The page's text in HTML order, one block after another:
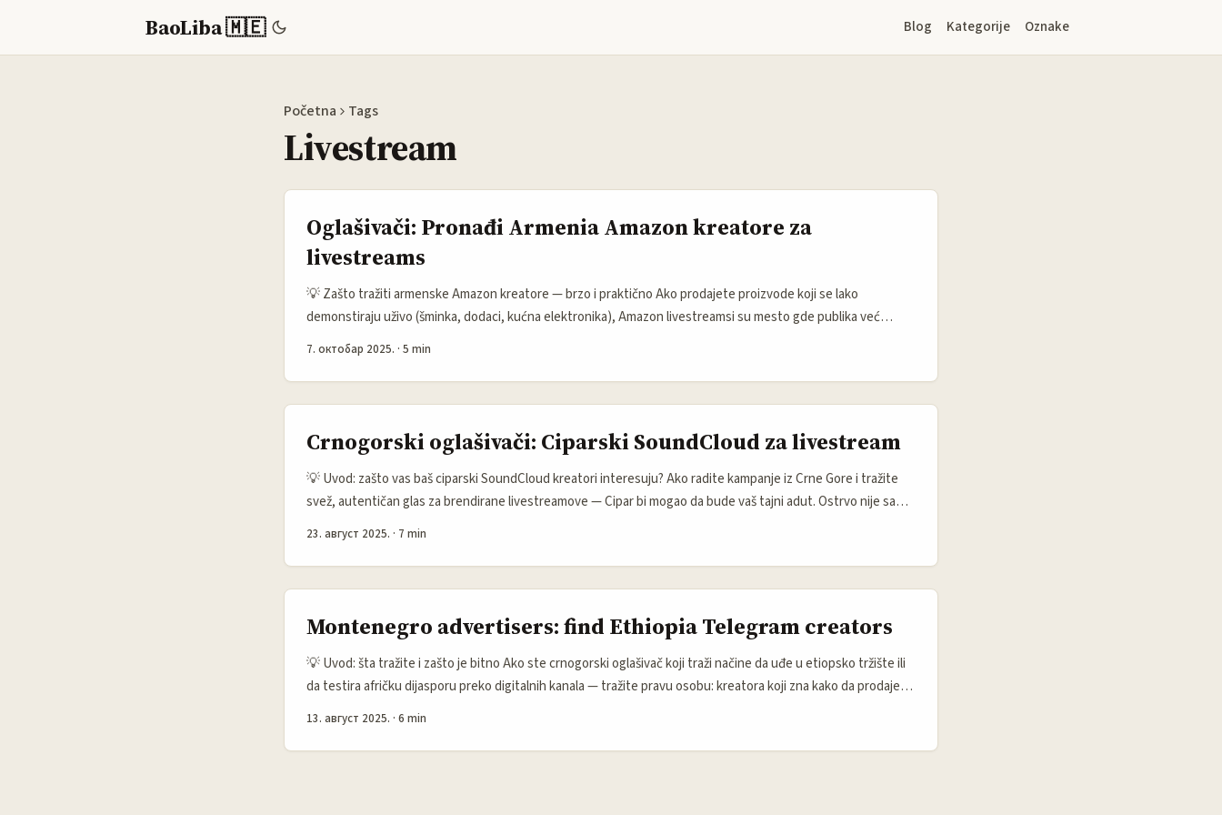
BaoLiba 🇲🇪 Blog Kategorije Oznake
Početna Tags
Livestream
Oglašivači: Pronađi Armenia Amazon kreatore za
livestreams
💡 Zašto tražiti armenske Amazon kreatore — brzo i praktično Ako prodajete proizvode koji se lako
demonstiraju uživo (šminka, dodaci, kućna elektronika), Amazon livestreamsi su mesto gde publika već
kupuje u toku pregleda. Za oglašivače iz Crne Gore, cilj je jasan: naći autentične armenske hostove koji imaju
oglas. ...
7. октобар 2025. · 5 min
Crnogorski oglašivači: Ciparski SoundCloud za livestream
💡 Uvod: zašto vas baš ciparski SoundCloud kreatori interesuju? Ako radite kampanje iz Crne Gore i tražite
svež, autentičan glas za brendirane livestreamove — Cipar bi mogao da bude vaš tajni adut. Ostrvo nije samo
sunce i plaže: prema podacima platforme Supercreator, Cipar drži najveći udeo ženskih OnlyFans kreatora po
poreski ambijent i migracione tokove koji na ostrvo dovode freelancere i digitalne nomade. ...
23. август 2025. · 7 min
Montenegro advertisers: find Ethiopia Telegram creators
💡 Uvod: šta tražite i zašto je bitno Ako ste crnogorski oglašivač koji traži načine da uđe u etiopsko tržište ili
da testira afričku dijasporu preko digitalnih kanala — tražite pravu osobu: kreatora koji zna kako da prodaje
uživo. Telegram u Etiopiji nije „samo chat app“ — često ga koriste kao kanal za distribuciju, mikro‑zajednice i
centralizovan kao TikTok ili Instagram: kreatori rade kroz kanale, supergrupe i sopstvene botove, pa ih je
13. август 2025. · 6 min